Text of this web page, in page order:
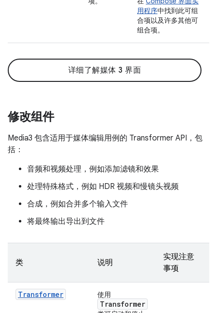
用程序中找到此可组
合项以及许多其他可
组合项。
详细了解媒体 3 界面
修改组件
Media3 包含适用于媒体编辑用例的 Transformer API，包
括：
音频和视频处理，例如添加滤镜和效果
处理特殊格式，例如 HDR 视频和慢镜头视频
合成，例如合并多个输入文件
将最终输出导出到文件
类 说明
实现注意
事项
Transformer 使用
Transformer